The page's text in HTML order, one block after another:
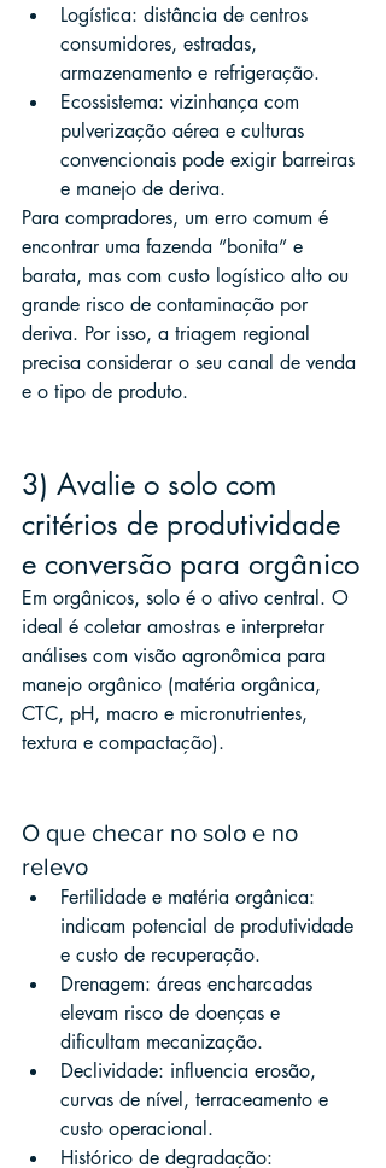
Logística: distância de centros
consumidores, estradas,
armazenamento e refrigeração.
Ecossistema: vizinhança com
pulverização aérea e culturas
convencionais pode exigir barreiras
e manejo de deriva.
Para compradores, um erro comum é
encontrar uma fazenda “bonita” e
barata, mas com custo logístico alto ou
grande risco de contaminação por
deriva. Por isso, a triagem regional
precisa considerar o seu canal de venda
e o tipo de produto.
3) Avalie o solo com
critérios de produtividade
e conversão para orgânico
Em orgânicos, solo é o ativo central. O
ideal é coletar amostras e interpretar
análises com visão agronômica para
manejo orgânico (matéria orgânica,
CTC, pH, macro e micronutrientes,
textura e compactação).
O que checar no solo e no
relevo
Fertilidade e matéria orgânica:
indicam potencial de produtividade
e custo de recuperação.
Drenagem: áreas encharcadas
elevam risco de doenças e
dificultam mecanização.
Declividade: influencia erosão,
curvas de nível, terraceamento e
custo operacional.
Histórico de degradação: